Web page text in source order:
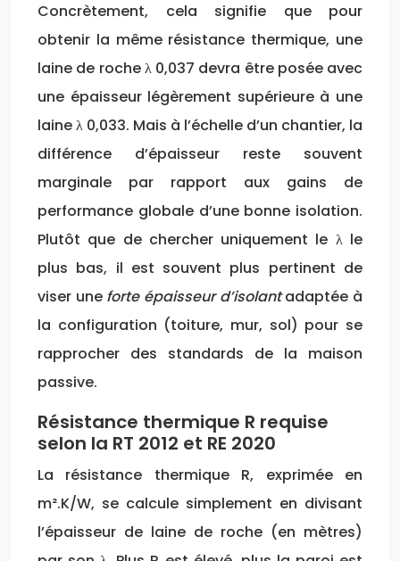
Concrètement, cela signifie que pour
obtenir la même résistance thermique, une
laine de roche λ 0,037 devra être posée avec
une épaisseur légèrement supérieure à une
laine λ 0,033. Mais à l’échelle d’un chantier, la
différence d’épaisseur reste souvent
marginale par rapport aux gains de
performance globale d’une bonne isolation.
Plutôt que de chercher uniquement le λ le
plus bas, il est souvent plus pertinent de
viser une forte épaisseur d’isolantadaptée à
la configuration (toiture, mur, sol) pour se
rapprocher des standards de la maison
passive.
Résistance thermique R requise
selon la RT 2012 et RE 2020
La résistance thermique R, exprimée en
m².K/W, se calcule simplement en divisant
l’épaisseur de laine de roche (en mètres)